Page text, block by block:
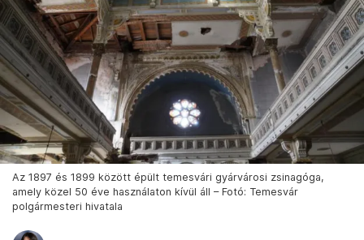
Az 1897 és 1899 között épült temesvári gyárvárosi zsinagóga,
amely közel 50 éve használaton kívül áll – Fotó: Temesvár
polgármesteri hivatala